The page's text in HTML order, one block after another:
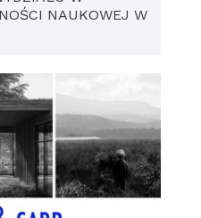
NAUKOWEJ W